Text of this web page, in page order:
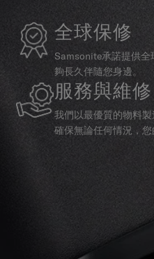
全球保修
Samsonite承諾提供全
夠長久伴隨您身邊。
服務與維修
我們以最優質的物料
確保無論任何情況，您